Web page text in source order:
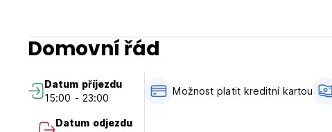
Domovní řád
Datum příjezdu
15:00 - 23:00
Datum odjezdu
Možnost platit kreditní kartou